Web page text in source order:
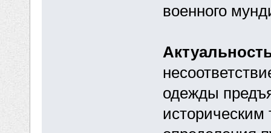
военного
одежды